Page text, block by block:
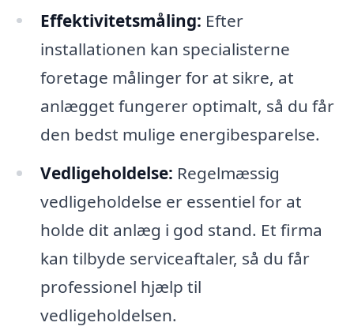
Effektivitetsmåling: Efter
installationen kan specialisterne
foretage målinger for at sikre, at
anlægget fungerer optimalt, så du får
den bedst mulige energibesparelse.
Vedligeholdelse: Regelmæssig
vedligeholdelse er essentiel for at
holde dit anlæg i god stand. Et firma
kan tilbyde serviceaftaler, så du får
professionel hjælp til
vedligeholdelsen.